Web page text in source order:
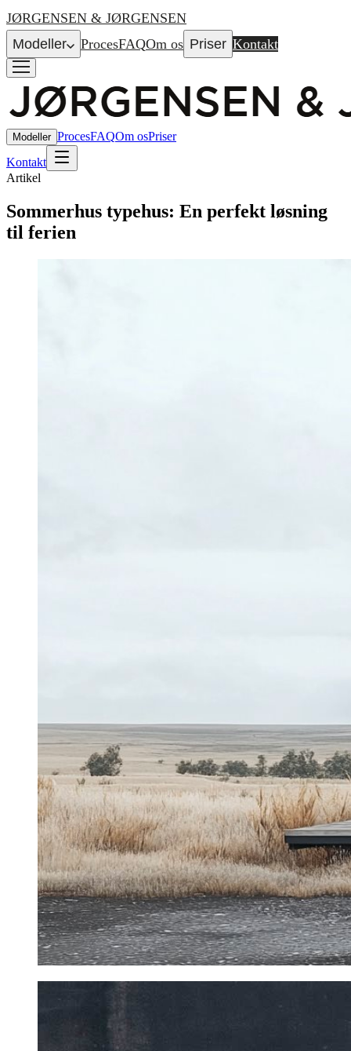
JØRGENSEN & JØRGENSEN
Modeller
ProcesFAQOm os Priser Kontakt
Modeller ProcesFAQOm osPriser
Kontakt
Artikel
Sommerhus typehus: En perfekt løsning
til ferien